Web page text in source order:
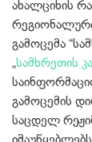
ახალციხის
რეგიონალური
გამოცემა
„სამხრეთის
გამოცემის
საცდელ